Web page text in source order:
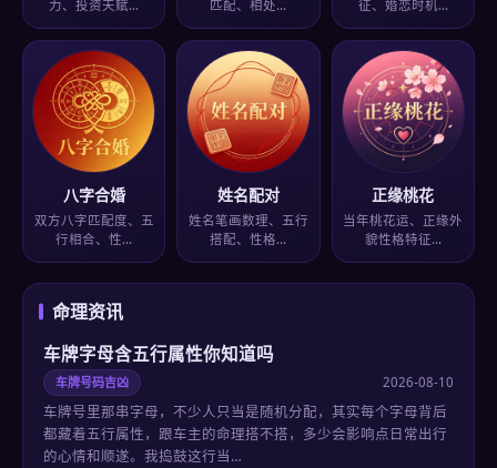
力、投资天赋…
匹配、相处…
征、婚恋时机…
八字合婚
双方八字匹配度、五
行相合、性…
姓名配对
姓名笔画数理、五行
搭配、性格…
正缘桃花
当年桃花运、正缘外
貌性格特征…
命理资讯
车牌字母含五行属性你知道吗
车牌号码吉凶 2026-08-10
车牌号里那串字母，不少人只当是随机分配，其实每个字母背后
都藏着五行属性，跟车主的命理搭不搭，多少会影响点日常出行
的心情和顺遂。我捣鼓这行当…